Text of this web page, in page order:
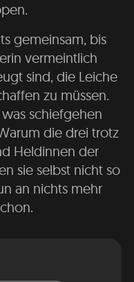
gemeinsam, bis
vermeintlich
sind, die Leiche
zu müssen.
schiefgehen
die drei trotz
Heldinnen der
sie selbst nicht so
an nichts mehr